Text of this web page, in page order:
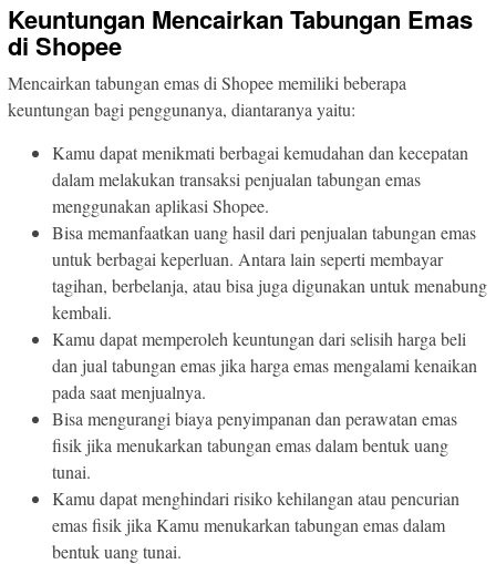
Keuntungan Mencairkan Tabungan Emas
di Shopee
Mencairkan tabungan emas di Shopee memiliki beberapa
keuntungan bagi penggunanya, diantaranya yaitu:
Kamu dapat menikmati berbagai kemudahan dan kecepatan
dalam melakukan transaksi penjualan tabungan emas
menggunakan aplikasi Shopee.
Bisa memanfaatkan uang hasil dari penjualan tabungan emas
untuk berbagai keperluan. Antara lain seperti membayar
tagihan, berbelanja, atau bisa juga digunakan untuk menabung
kembali.
Kamu dapat memperoleh keuntungan dari selisih harga beli
dan jual tabungan emas jika harga emas mengalami kenaikan
pada saat menjualnya.
Bisa mengurangi biaya penyimpanan dan perawatan emas
fisik jika menukarkan tabungan emas dalam bentuk uang
tunai.
Kamu dapat menghindari risiko kehilangan atau pencurian
emas fisik jika Kamu menukarkan tabungan emas dalam
bentuk uang tunai.